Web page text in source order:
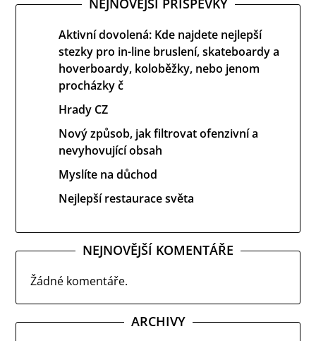
NEJNOVĚJŠÍ PŘÍSPĚVKY
Aktivní dovolená: Kde najdete nejlepší
stezky pro in-line bruslení, skateboardy a
hoverboardy, koloběžky, nebo jenom
procházky č
Hrady CZ
Nový způsob, jak filtrovat ofenzivní a
nevyhovující obsah
Myslíte na důchod
Nejlepší restaurace světa
NEJNOVĚJŠÍ KOMENTÁŘE
Žádné komentáře.
ARCHIVY